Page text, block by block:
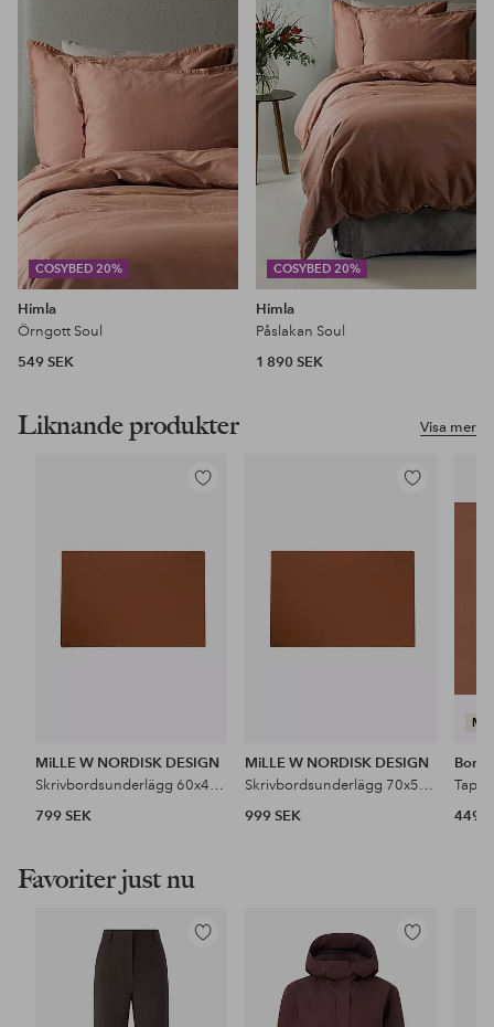
COSYBED 20%
favoriter
Himla
Örngott Soul
549 SEK
COSYBED 20%
till
i
favoriter
Himla
Påslakan Soul
1 890 SEK
Visa mer
Liknande produkter
Lägg
favoriter
MiLLE W NORDISK DESIGN
Skrivbordsunderlägg 60x40cm
799 SEK
Lägg
favoriter
MiLLE W NORDISK DESIGN
Skrivbordsunderlägg 70x50cm
999 SEK
449
Favoriter just nu
Lägg
Lägg
favoriter